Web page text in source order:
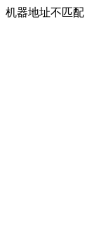
机器地址不匹配